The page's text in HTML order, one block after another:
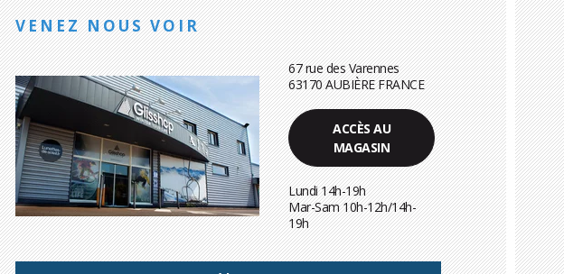
VENEZ NOUS VOIR
67 rue des Varennes
63170 AUBIÈRE FRANCE
ACCÈS AU
MAGASIN
Lundi 14h-19h
Mar-Sam 10h-12h/14h-
19h